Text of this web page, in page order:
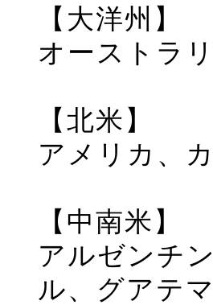
【大洋州】
オーストラ
【北米】
アメリカ、
【中南米】
アルゼンチ
ル、グアテ